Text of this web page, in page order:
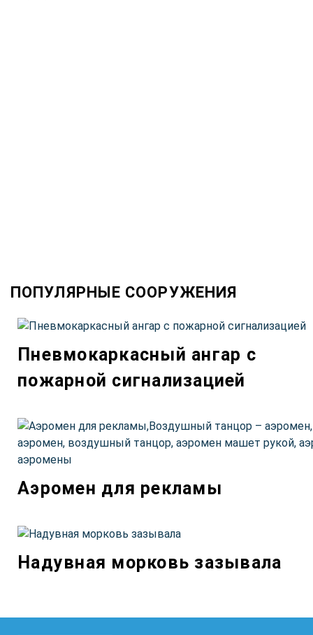
ПОПУЛЯРНЫЕ СООРУЖЕНИЯ
Пневмокаркасный ангар с
пожарной сигнализацией
Аэромен для рекламы
Надувная морковь зазывала